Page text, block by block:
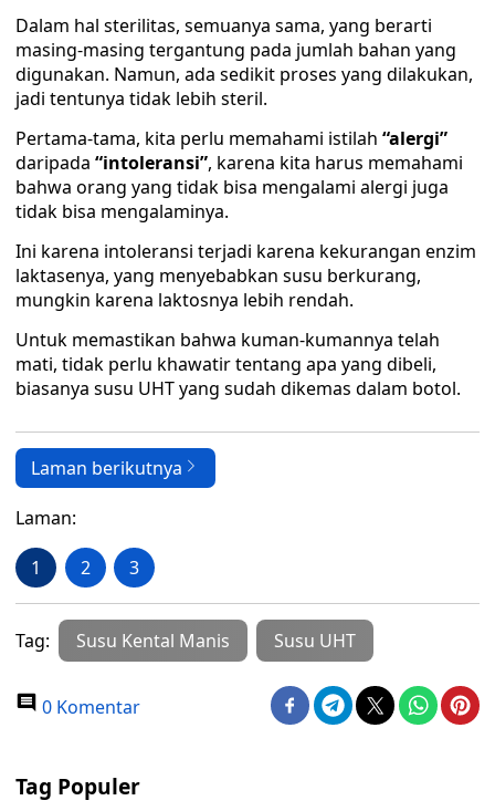
Dalam hal sterilitas, semuanya sama, yang berarti
masing-masing tergantung pada jumlah bahan yang
digunakan. Namun, ada sedikit proses yang dilakukan,
jadi tentunya tidak lebih steril.
Pertama-tama, kita perlu memahami istilah “alergi”
daripada “intoleransi”, karena kita harus memahami
bahwa orang yang tidak bisa mengalami alergi juga
tidak bisa mengalaminya.
Ini karena intoleransi terjadi karena kekurangan enzim
laktasenya, yang menyebabkan susu berkurang,
mungkin karena laktosnya lebih rendah.
Untuk memastikan bahwa kuman-kumannya telah
mati, tidak perlu khawatir tentang apa yang dibeli,
biasanya susu UHT yang sudah dikemas dalam botol.
Laman berikutnya
Laman:
1 2 3
Tag: Susu Kental Manis Susu UHT
0 Komentar
Tag Populer